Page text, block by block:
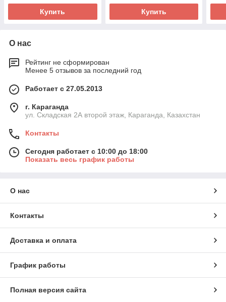
Купить Купить
О нас
Рейтинг не сформирован
Менее 5 отзывов за последний год
Работает с 27.05.2013
г. Караганда
ул. Складская 2А второй этаж, Караганда, Казахстан
Контакты
Сегодня работает с 10:00 до 18:00
Показать весь график работы
О нас
Контакты
Доставка и оплата
График работы
Полная версия сайта